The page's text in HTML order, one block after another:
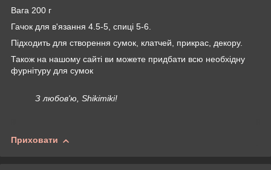
Вага 200 г
Гачок для в'язання 4.5-5, спиці 5-6.
Підходить для створення сумок, клатчей, прикрас, декору.
Також на нашому сайті ви можете придбати всю необхідну
фурнітуру для сумок
З любов'ю, Shikimiki!
Приховати